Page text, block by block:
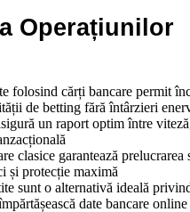
Operațiunilor
folosind cărți bancare permit
de betting fără întârzieri
un raport optim între
clasice garantează prelucrarea
și protecție maximă
sunt o alternativă ideală
date bancare online